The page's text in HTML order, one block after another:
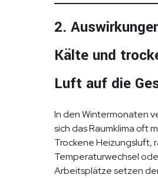
2.
Kälte und
Luft auf die
In den Wintermonaten
sich das Raumklima oft
Trockene Heizungsluft,
Temperaturwechsel
Arbeitsplätze setzen